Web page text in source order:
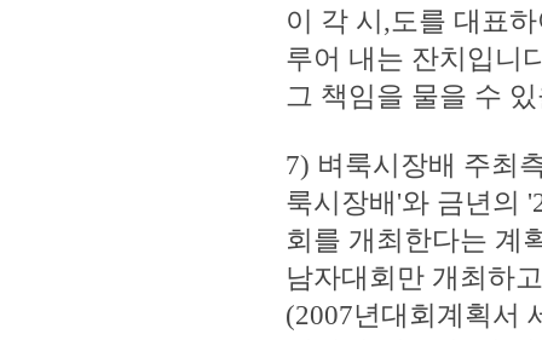
이 각 시,도를 대표
루어 내는 잔치입니
그 책임을 물을 수
7) 벼룩시장배 주최
룩시장배'와 금년의
회를 개최한다는 계
남자대회만 개최하
(2007년대회계획서